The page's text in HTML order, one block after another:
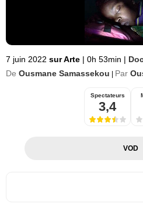
7 juin 2022 sur Arte | 0h 53min |
De Ousmane Samassekou Par
Spectateurs
3,4
VOD